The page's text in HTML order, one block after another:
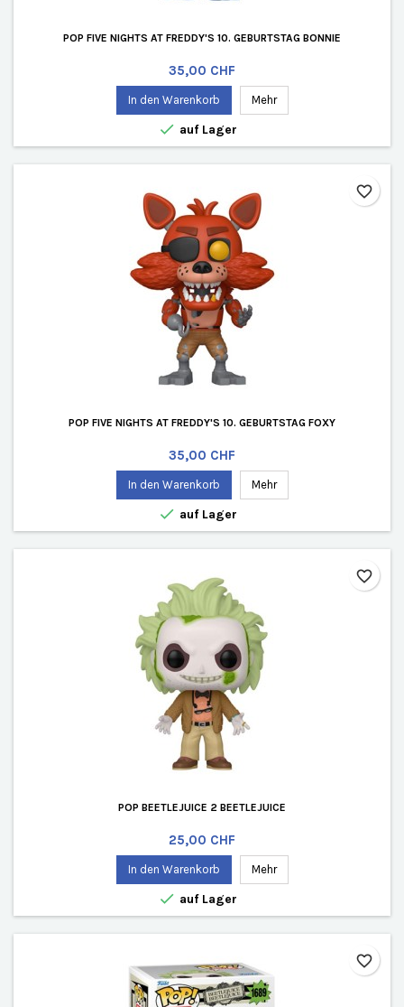
POP FIVE NIGHTS AT FREDDY'S 10. GEBURTSTAG BONNIE
Preis
35,00 CHF
In den Warenkorb Mehr
 auf Lager
POP FIVE NIGHTS AT FREDDY'S 10. GEBURTSTAG FOXY
Preis
35,00 CHF
In den Warenkorb Mehr
 auf Lager
favorite_border
POP BEETLEJUICE 2 BEETLEJUICE
Preis
25,00 CHF
In den Warenkorb Mehr
 auf Lager
favorite_border
favorite_border